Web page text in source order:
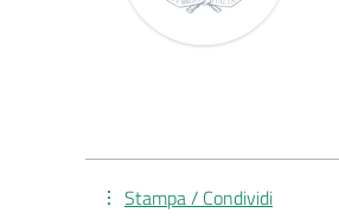
Stampa / Condividi